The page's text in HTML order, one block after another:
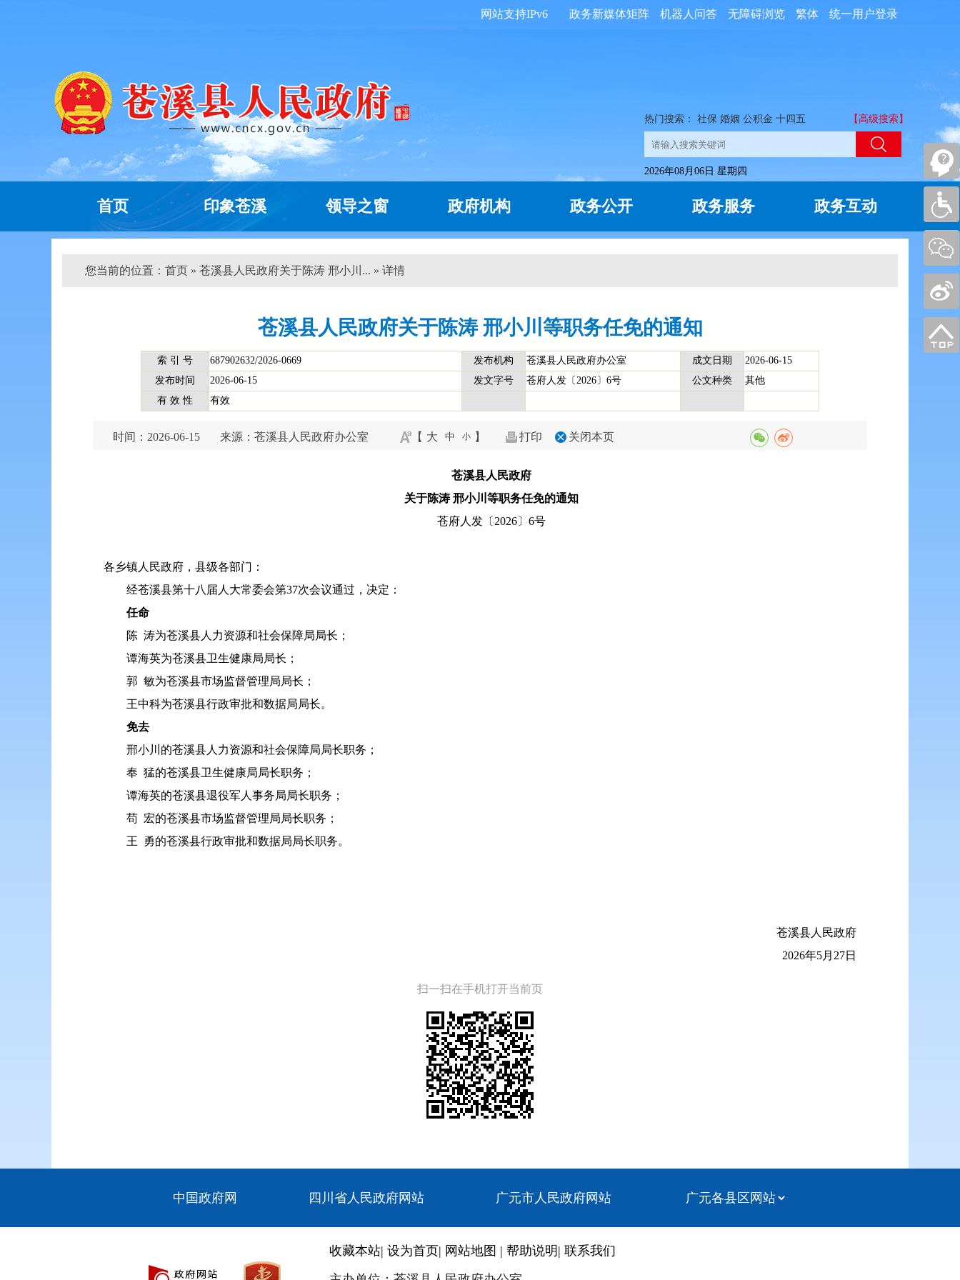
统一用户登录
繁体
无障碍浏览
机器人问答
政务新媒体矩阵
网站支持IPv6
热门搜索： 社保 婚姻 公积金 十四五 【高级搜索】
2026年08月06日 星期四
首页 印象苍溪 领导之窗 政府机构 政务公开 政务服务 政务互动
您当前的位置： 首页 » 苍溪县人民政府关于陈涛 邢小川... » 详情
苍溪县人民政府关于陈涛 邢小川等职务任免的通知
索 引 号 687902632/2026-0669 发布机构 苍溪县人民政府办公室 成文日期
2026-06-15
发布时间
2026-06-15 发文字号 苍府人发〔2026〕6号 公文种类
其他
有 效 性
有效
时间：2026-06-15 来源：苍溪县人民政府办公室 【 大 中 小 】 打印 关闭本页
苍溪县人民政府
关于陈涛 邢小川等职务任免的通知
苍府人发〔2026〕6号
各乡镇人民政府，县级各部门：
经苍溪县第十八届人大常委会第37次会议通过，决定：
任命
陈 涛为苍溪县人力资源和社会保障局局长；
谭海英为苍溪县卫生健康局局长；
郭 敏为苍溪县市场监督管理局局长；
王中科为苍溪县行政审批和数据局局长。
免去
邢小川的苍溪县人力资源和社会保障局局长职务；
奉 猛的苍溪县卫生健康局局长职务；
谭海英的苍溪县退役军人事务局局长职务；
苟 宏的苍溪县市场监督管理局局长职务；
王 勇的苍溪县行政审批和数据局局长职务。
苍溪县人民政府
2026年5月27日
扫一扫在手机打开当前页
中国政府网 四川省人民政府网站 广元市人民政府网站
收藏本站| 设为首页| 网站地图 | 帮助说明 | 联系我们